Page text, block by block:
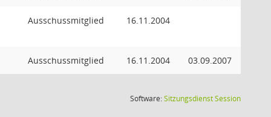
Ausschussmitglied 16.11.2004
Ausschussmitglied 16.11.2004 03.09.2007
Software:SitzungsdienstSession(Wird in